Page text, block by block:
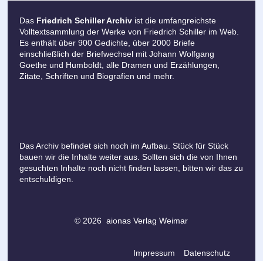
Das Friedrich Schiller Archiv ist die umfangreichste
Volltextsammlung der Werke von Friedrich Schiller im Web.
Es enthält über 900 Gedichte, über 2000 Briefe
einschließlich der Briefwechsel mit Johann Wolfgang
Goethe und Humboldt, alle Dramen und Erzählungen,
Zitate, Schriften und Biografien und mehr.
Das Archiv befindet sich noch im Aufbau. Stück für Stück
bauen wir die Inhalte weiter aus. Sollten sich die von Ihnen
gesuchten Inhalte noch nicht finden lassen, bitten wir das zu
entschuldigen.
© 2026 aionas Verlag Weimar
Datenschutz
Impressum